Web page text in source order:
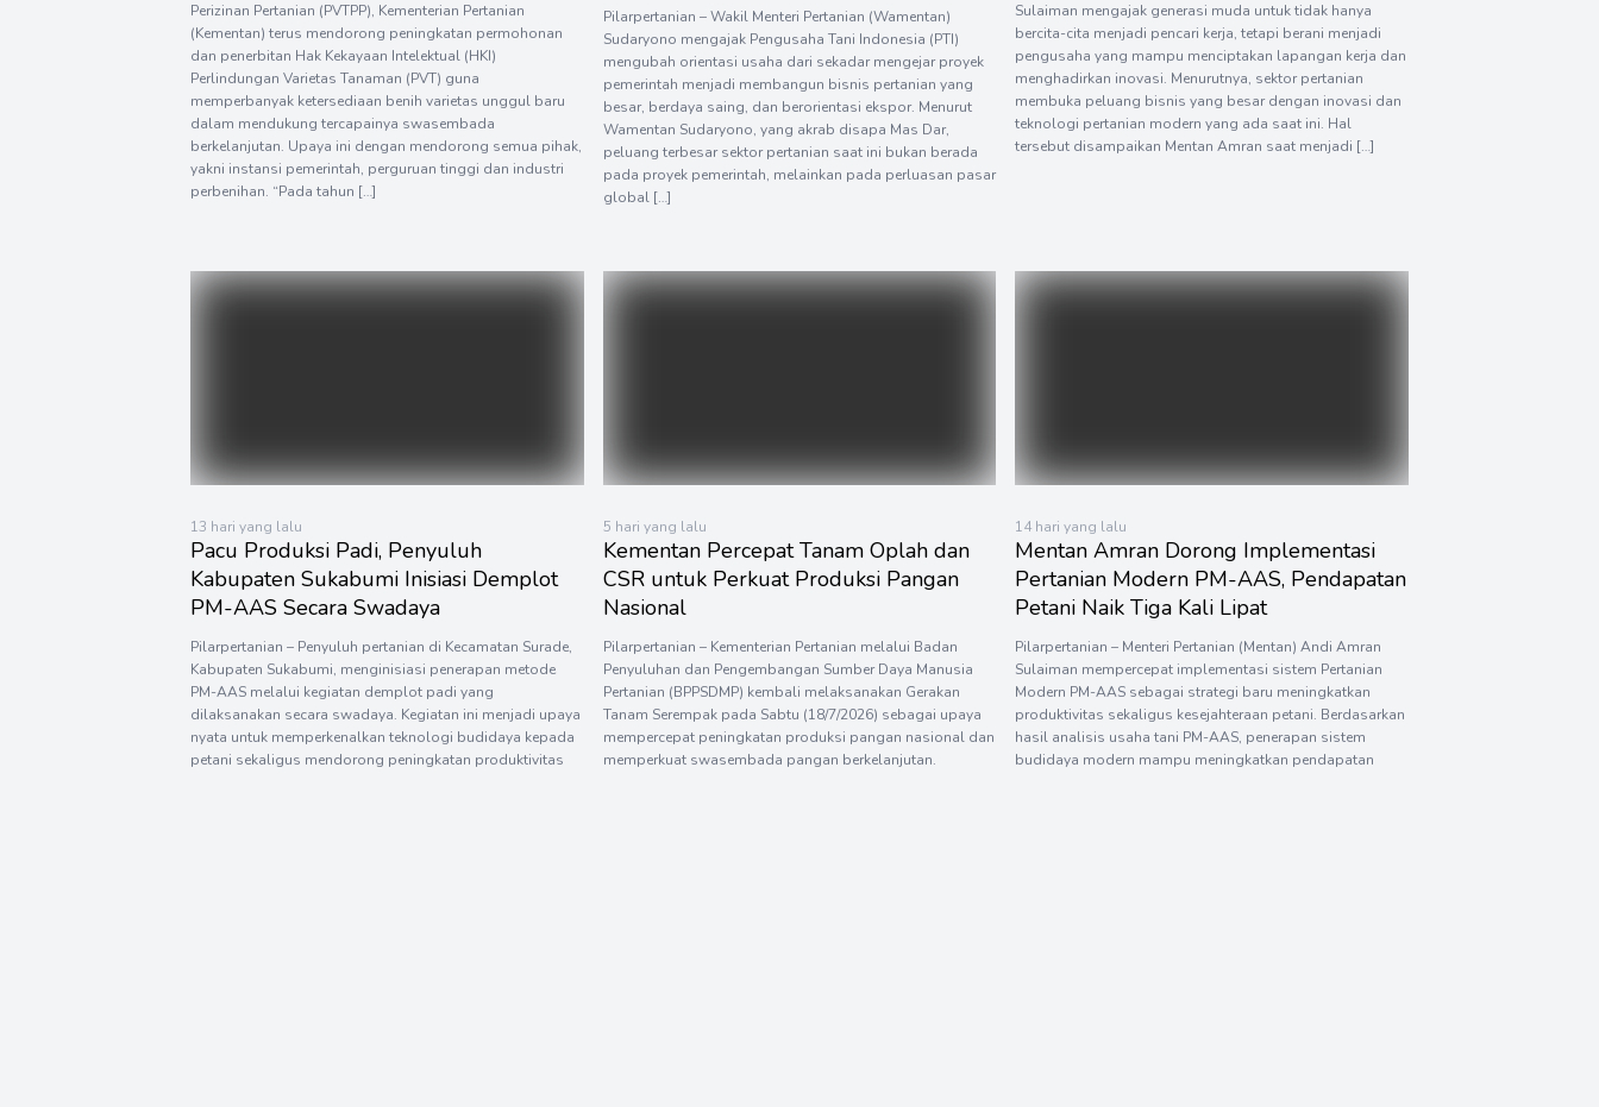
Perizinan Pertanian (PVTPP), Kementerian Pertanian
(Kementan) terus mendorong peningkatan permohonan
dan penerbitan Hak Kekayaan Intelektual (HKI)
Perlindungan Varietas Tanaman (PVT) guna
memperbanyak ketersediaan benih varietas unggul baru
dalam mendukung tercapainya swasembada
berkelanjutan. Upaya ini dengan mendorong semua pihak,
yakni instansi pemerintah, perguruan tinggi dan industri
perbenihan. “Pada tahun […]
Pilarpertanian – Wakil Menteri Pertanian (Wamentan)
Sudaryono mengajak Pengusaha Tani Indonesia (PTI)
mengubah orientasi usaha dari sekadar mengejar proyek
pemerintah menjadi membangun bisnis pertanian yang
besar, berdaya saing, dan berorientasi ekspor. Menurut
Wamentan Sudaryono, yang akrab disapa Mas Dar,
peluang terbesar sektor pertanian saat ini bukan berada
pada proyek pemerintah, melainkan pada perluasan pasar
global […]
Sulaiman mengajak generasi muda untuk tidak hanya
bercita-cita menjadi pencari kerja, tetapi berani menjadi
pengusaha yang mampu menciptakan lapangan kerja dan
menghadirkan inovasi. Menurutnya, sektor pertanian
membuka peluang bisnis yang besar dengan inovasi dan
teknologi pertanian modern yang ada saat ini. Hal
tersebut disampaikan Mentan Amran saat menjadi […]
13 hari yang lalu
Pacu Produksi Padi, Penyuluh
Kabupaten Sukabumi Inisiasi Demplot
PM-AAS Secara Swadaya
Pilarpertanian – Penyuluh pertanian di Kecamatan Surade,
Kabupaten Sukabumi, menginisiasi penerapan metode
PM-AAS melalui kegiatan demplot padi yang
dilaksanakan secara swadaya. Kegiatan ini menjadi upaya
nyata untuk memperkenalkan teknologi budidaya kepada
petani sekaligus mendorong peningkatan produktivitas
5 hari yang lalu
Kementan Percepat Tanam Oplah dan
CSR untuk Perkuat Produksi Pangan
Nasional
Pilarpertanian – Kementerian Pertanian melalui Badan
Penyuluhan dan Pengembangan Sumber Daya Manusia
Pertanian (BPPSDMP) kembali melaksanakan Gerakan
Tanam Serempak pada Sabtu (18/7/2026) sebagai upaya
mempercepat peningkatan produksi pangan nasional dan
memperkuat swasembada pangan berkelanjutan.
14 hari yang lalu
Mentan Amran Dorong Implementasi
Pertanian Modern PM-AAS, Pendapatan
Petani Naik Tiga Kali Lipat
Pilarpertanian – Menteri Pertanian (Mentan) Andi Amran
Sulaiman mempercepat implementasi sistem Pertanian
Modern PM-AAS sebagai strategi baru meningkatkan
produktivitas sekaligus kesejahteraan petani. Berdasarkan
hasil analisis usaha tani PM-AAS, penerapan sistem
budidaya modern mampu meningkatkan pendapatan